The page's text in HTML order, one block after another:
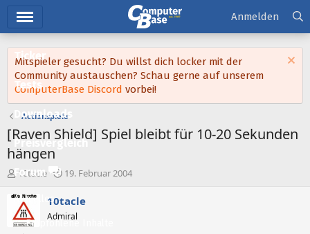
Ticker
Tests
Downloads
Preisvergleich
Forum
Aktuelles
Empfohlene Inhalte
Anmelden
Mitspieler gesucht? Du willst dich locker mit der
Community austauschen? Schau gerne auf unserem
ComputerBase Discord vorbei!
Actionspiele
[Raven Shield] Spiel bleibt für 10-20 Sekunden
hängen
E
s
t
e
10tacle
E
s
t
e
19. Februar 2004
10tacle
Admiral